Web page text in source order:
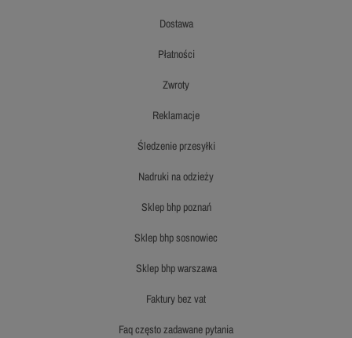
dostawa
płatności
zwroty
reklamacje
śledzenie przesyłki
nadruki na odzieży
sklep bhp poznań
sklep bhp sosnowiec
sklep bhp warszawa
faktury bez vat
faq często zadawane pytania